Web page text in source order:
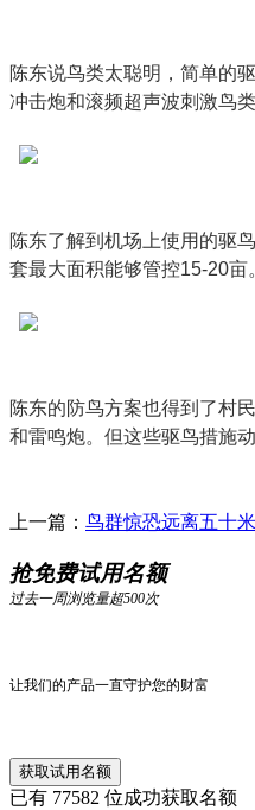
陈东说鸟类太聪明，简单的
冲击炮和滚频超声波刺激鸟
陈东了解到机场上使用的驱
套最大面积能够管控15-20亩
陈东的防鸟方案也得到了村
和雷鸣炮。但这些驱鸟措施
上一篇： 鸟群惊恐远离五十
抢免费试用名额
过去一周浏览量超500次
让我们的产品一直守护您的财富
获取试用名额
已有 77582 位成功获取名额